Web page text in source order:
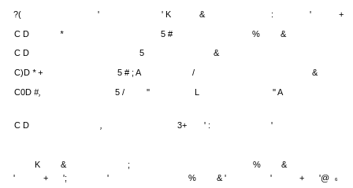
?( ' ' K & : ' +
C D * 5 # % &
C D 5 &
C)D* + 5 # ; A / &
C0D#, 5 / '' L '' A
C D , 3+ ' : '
K & ; %
&
'
+ '; ' % & ' ' + '@ 6